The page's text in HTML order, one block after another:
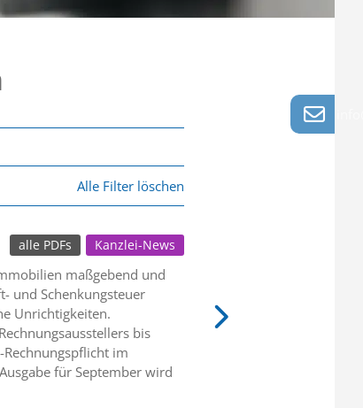
Alle Filter löschen
Kanzlei-News
alle PDFs
maßgebend und
und Schenkungsteuer
Unrichtigkeiten.
bis
im
für September wird